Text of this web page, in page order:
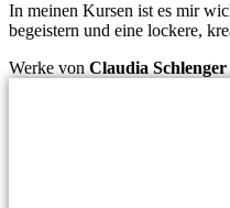
In meinen Kursen ist es mir
begeistern und eine lockere,
Werke von Claudia Schlenger